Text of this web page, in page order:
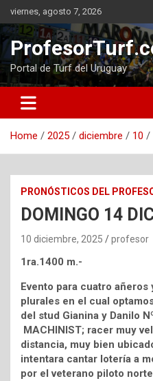
Skip
to
content
viernes, agosto 7, 2026
Portal de Turf del Uruguay
Home 2025 diciembre 10
PRONÓSTICOS DEL
DOMINGO 14
10 diciembre, 2025 profesor
1ra.1400 m.-
Evento para cuatro añeros
plurales en el cual
del stud Gianina y Danilo
MACHINIST; racer muy
distancia, muy bien
intentara cantar lotería a
por el veterano piloto